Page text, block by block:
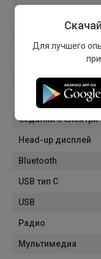
Подгряване на
Сензор за
Система за
Седалки с
Head-up дисплей
Bluetooth
USB тип C
USB
Радио
Мультимедиа
Для лучшего